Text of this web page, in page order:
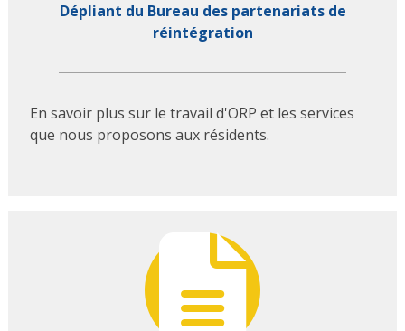
Dépliant du Bureau des partenariats de
réintégration
En savoir plus sur le travail d'ORP et les services
que nous proposons aux résidents.